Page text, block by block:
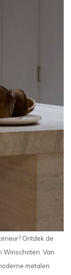
Ontdek de
Winschoten. Van
metalen